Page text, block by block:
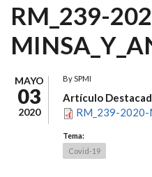
RM_239-
MAYO
03
2020
BySPMI
Artículo
RM_239-2020-
Tema:
Covid-19